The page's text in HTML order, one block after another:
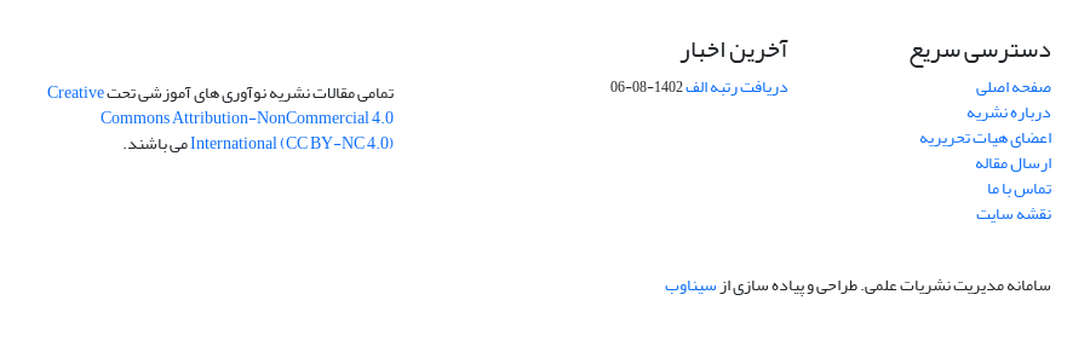
دسترسی سریع
صفحه اصلی
درباره نشریه
اعضای هیات تحریریه
ارسال مقاله
تماس با ما
نقشه سایت
آخرین اخبار
دریافت رتبه الف1402-08-06 تمامی مقالات نشریه نوآوری های آموزشی تحتCreative
Commons Attribution-NonCommercial 4.0
International (CC BY-NC 4.0)می باشند.
سامانه مدیریت نشریات علمی.طراحی و پیاده سازی ازسیناوب